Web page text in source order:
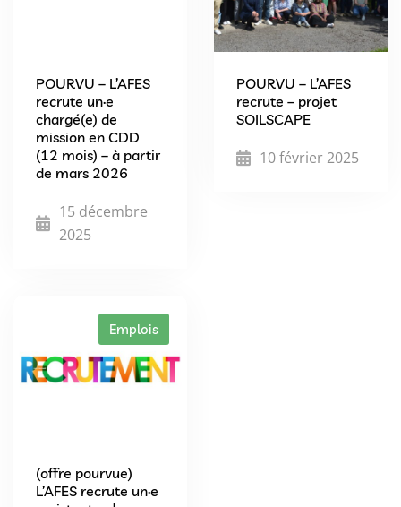
POURVU – L’AFES
recrute un·e
chargé(e) de
mission en CDD
(12 mois) – à partir
de mars 2026
15 décembre
2025
POURVU – L’AFES
recrute – projet
SOILSCAPE
10 février 2025
Emplois
(offre pourvue)
L’AFES recrute un·e